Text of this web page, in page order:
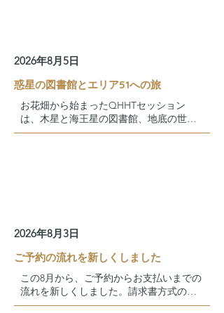
2026年8月5日
惑星の図書館とエリア51への旅
お花畑から始まったQHHTセッション
は、木星と海王星の図書館、地底の世
界、そしてエリア51へ。風のような意識
2026年8月3日
ご予約の流れを新しくしました
この8月から、ご予約からお支払いまでの
流れを新しくしました。請求書方式のご
案内、料金の統一、キャンセルポリシ